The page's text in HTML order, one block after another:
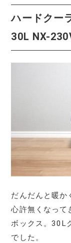
ハードクー
30L NX-
だんだんと暖か
心許無くなって
ボックス。30L
でした。